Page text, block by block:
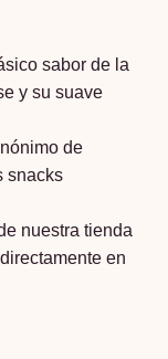
sabor de la
y su suave
de
snacks
nuestra tienda
en